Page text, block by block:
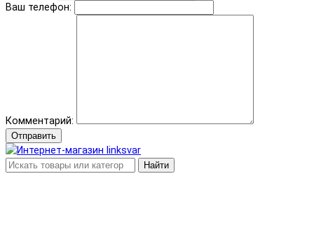
Ваш телефон:
Комментарий:
Отправить
Найти